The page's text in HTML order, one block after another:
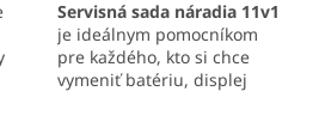
hviezdičiek.
Servisná sada náradia 11v1
je ideálnym pomocníkom
pre každého, kto si chce
vymeniť batériu, displej